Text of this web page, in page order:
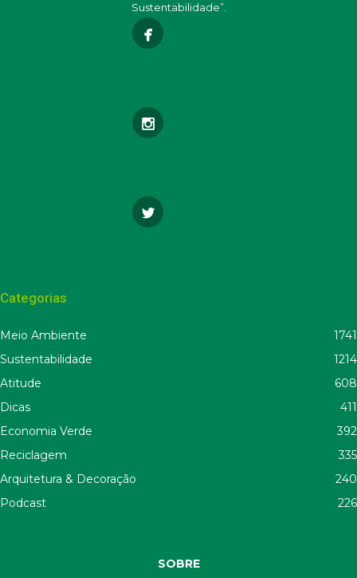
Sustentabilidade”.
Categorias
Meio Ambiente
1741
Sustentabilidade
1214
Atitude
608
Dicas
411
Economia Verde
392
Reciclagem
335
Arquitetura & Decoração
240
Podcast
226
SOBRE